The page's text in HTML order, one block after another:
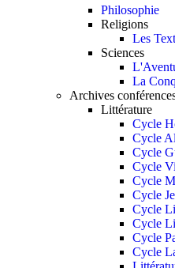
Philosophie
Religions
Les
Sciences
La
Archives
Littérature
Cycle
Cycle
Cycle
Cycle
Cycle
Cycle
Cycle
Cycle
Cycle
Cycle